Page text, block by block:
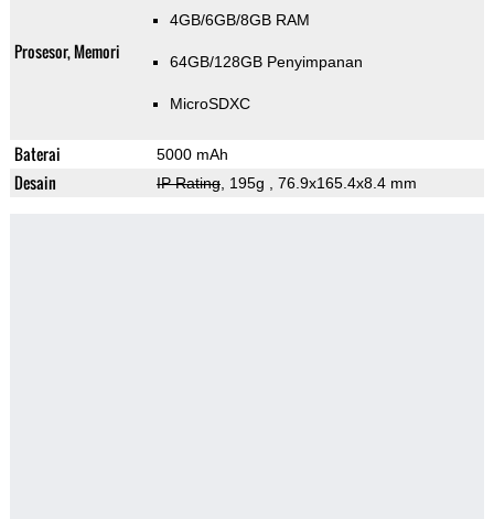
Prosesor, Memori
4GB/6GB/8GB RAM
64GB/128GB Penyimpanan
MicroSDXC
Baterai 5000 mAh
Desain IP Rating, 195g , 76.9x165.4x8.4 mm